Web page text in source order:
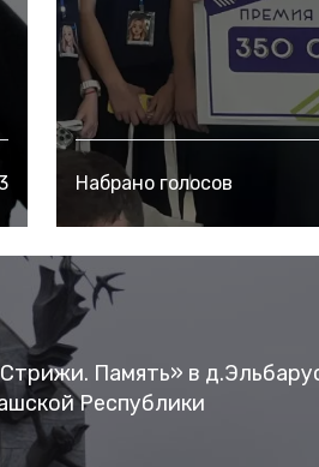
Набрано голосов
Память» в
Республики